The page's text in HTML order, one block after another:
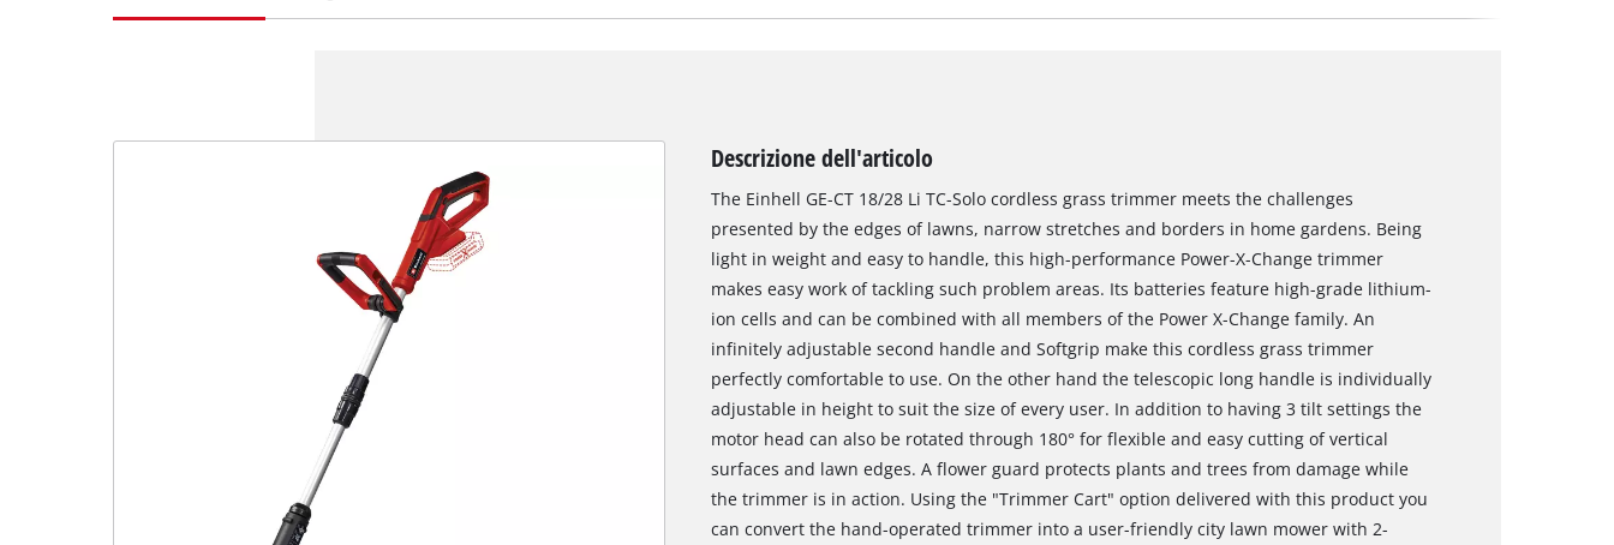
Descrizione dell'articolo
The Einhell GE-CT 18/28 Li TC-Solo cordless grass trimmer meets the challenges
presented by the edges of lawns, narrow stretches and borders in home gardens. Being
light in weight and easy to handle, this high-performance Power-X-Change trimmer
makes easy work of tackling such problem areas. Its batteries feature high-grade lithium-
ion cells and can be combined with all members of the Power X-Change family. An
infinitely adjustable second handle and Softgrip make this cordless grass trimmer
perfectly comfortable to use. On the other hand the telescopic long handle is individually
adjustable in height to suit the size of every user. In addition to having 3 tilt settings the
motor head can also be rotated through 180° for flexible and easy cutting of vertical
surfaces and lawn edges. A flower guard protects plants and trees from damage while
the trimmer is in action. Using the "Trimmer Cart" option delivered with this product you
can convert the hand-operated trimmer into a user-friendly city lawn mower with 2-